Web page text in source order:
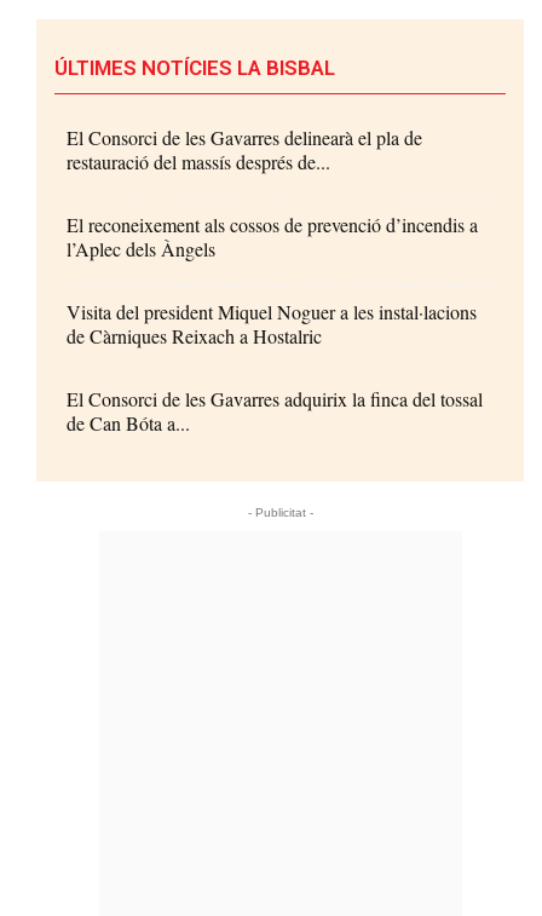
ÚLTIMES NOTÍCIES LA BISBAL
El Consorci de les Gavarres delinearà el pla de
restauració del massís després de...
El reconeixement als cossos de prevenció d’incendis a
l’Aplec dels Àngels
Visita del president Miquel Noguer a les instal·lacions
de Càrniques Reixach a Hostalric
El Consorci de les Gavarres adquirix la finca del tossal
de Can Bóta a...
- Publicitat -